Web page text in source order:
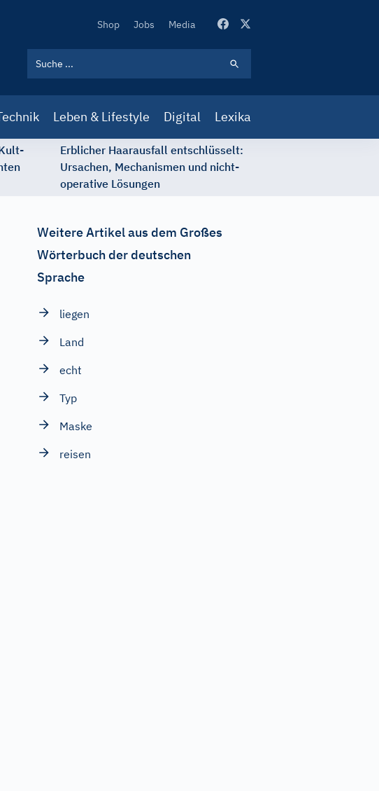
Secondary
Shop Jobs Media
Leben & Lifestyle Digital Lexika
Erblicher Haarausfall entschlüsselt:
Ursachen, Mechanismen und nicht-
operative Lösungen
Weitere Artikel aus dem Großes
Wörterbuch der deutschen
Sprache
liegen
Land
echt
Typ
Maske
reisen